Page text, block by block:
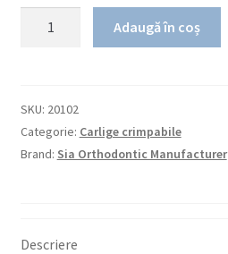
Adaugă în coș
SKU: 20102
Categorie: Carlige crimpabile
Brand: Sia Orthodontic Manufacturer
Descriere